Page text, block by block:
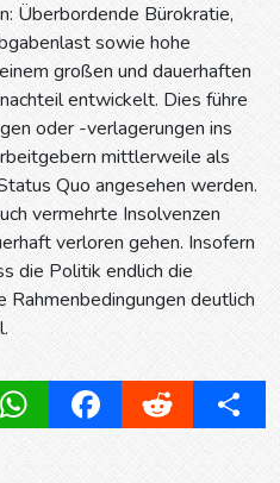
Überbordende Bürokratie,
sowie hohe
großen und dauerhaften
entwickelt. Dies führe
oder -verlagerungen ins
mittlerweile als
Quo angesehen werden.
vermehrte Insolvenzen
verloren gehen. Insofern
die Politik endlich die
Rahmenbedingungen deutlich
WhatsAppFacebookReddit Share